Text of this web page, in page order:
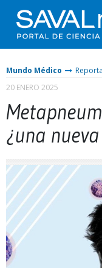
Mundo Médico
20 ENERO 2025
¿una